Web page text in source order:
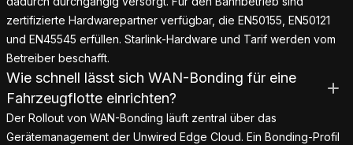
zertifizierte Hardwarepartner verfügbar, die EN50155, EN50121
und EN45545 erfüllen. Starlink-Hardware und Tarif werden vom
Betreiber beschafft.
Wie schnell lässt sich WAN-Bonding für eine
Fahrzeugflotte einrichten?
Der Rollout von WAN-Bonding läuft zentral über das
Gerätemanagement der Unwired Edge Cloud. Ein Bonding-Profil